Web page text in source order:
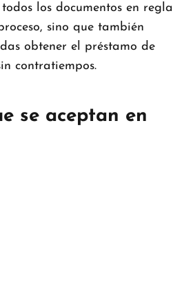
los documentos en regla
sino que también
obtener el préstamo de
contratiempos.
se aceptan en